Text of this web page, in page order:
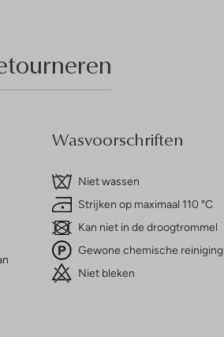
Wasvoorschriften
Niet wassen
Strijken op maximaal 110 °C
Kan niet in de droogtrommel
Gewone chemische reiniging
Niet bleken